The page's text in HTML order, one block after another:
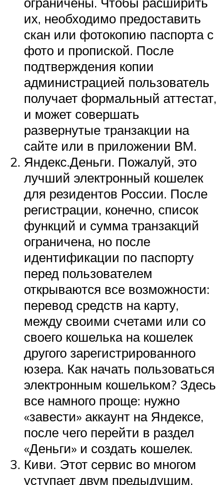
их, необходимо предоставить
скан или фотокопию паспорта с
фото и пропиской. После
подтверждения копии
администрацией пользователь
получает формальный аттестат,
и может совершать
развернутые транзакции на
сайте или в приложении ВМ.
Яндекс.Деньги. Пожалуй, это
лучший электронный кошелек
для резидентов России. После
регистрации, конечно, список
функций и сумма транзакций
ограничена, но после
идентификации по паспорту
перед пользователем
открываются все возможности:
перевод средств на карту,
между своими счетами или со
своего кошелька на кошелек
другого зарегистрированного
юзера. Как начать пользоваться
электронным кошельком? Здесь
все намного проще: нужно
«завести» аккаунт на Яндексе,
после чего перейти в раздел
«Деньги» и создать кошелек.
Киви. Этот сервис во многом
уступает двум предыдущим.